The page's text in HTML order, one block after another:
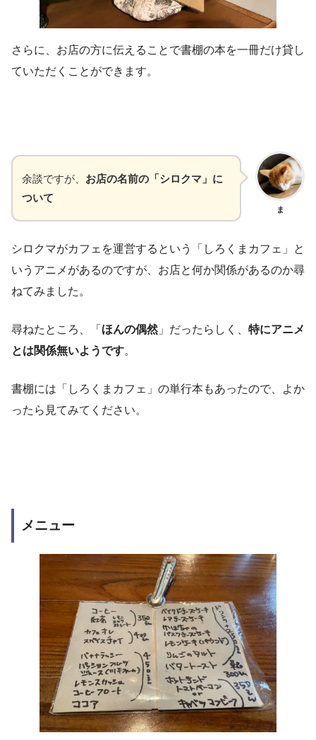
さらに、お店の方に伝えることで書棚の本を一冊だけ貸し
ていただくことができます。
ま
余談ですが、 お店の名前の「シロクマ」に
ついて
シロクマがカフェを運営するという「しろくまカフェ」と
いうアニメがあるのですが、お店と何か関係があるのか尋
ねてみました。
尋ねたところ、「 ほんの偶然」だったらしく、 特にアニメ
とは関係無いようです。
書棚には「しろくまカフェ」の単行本もあったので、よか
ったら見てみてください。
メニュー